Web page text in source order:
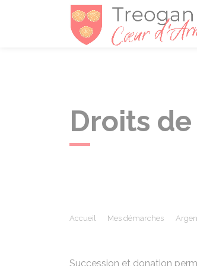
Droits
Accueil Mes démarches
Succession et donation